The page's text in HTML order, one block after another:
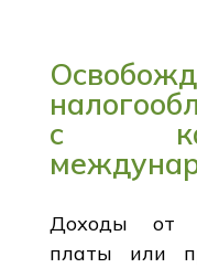
с
Доходы от
платы или